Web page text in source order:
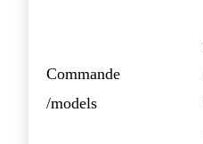
Commande
/models